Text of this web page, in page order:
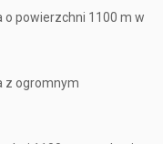
o powierzchni 1100 m w
z ogromnym